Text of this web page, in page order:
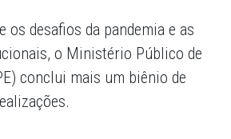
os desafios da pandemia e as
o Ministério Público de
conclui mais um biênio de